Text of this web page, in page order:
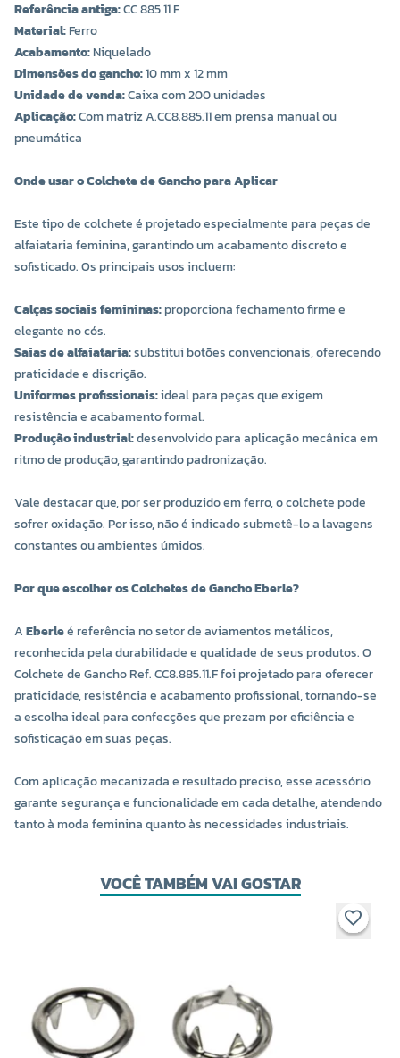
Referência antiga:CC 885 11 F
Material:Ferro
Acabamento:Niquelado
Dimensões do gancho:10 mm x 12 mm
Unidade de venda:Caixa com 200 unidades
Aplicação:Com matriz A.CC8.885.11 em prensa manual ou
pneumática
Onde usar o Colchete de Gancho para Aplicar
Este tipo de colchete é projetado especialmente para peças de
alfaiataria feminina, garantindo um acabamento discreto e
sofisticado. Os principais usos incluem:
Calças sociais femininas:proporciona fechamento firme e
elegante no cós.
Saias de alfaiataria:substitui botões convencionais, oferecendo
praticidade e discrição.
Uniformes profissionais:ideal para peças que exigem
resistência e acabamento formal.
Produção industrial:desenvolvido para aplicação mecânica em
ritmo de produção, garantindo padronização.
Vale destacar que, por ser produzido em ferro, o colchete pode
sofrer oxidação. Por isso, não é indicado submetê-lo a lavagens
constantes ou ambientes úmidos.
Por que escolher os Colchetes de Gancho Eberle?
AEberleé referência no setor de aviamentos metálicos,
reconhecida pela durabilidade e qualidade de seus produtos. O
Colchete de Gancho Ref. CC8.885.11.F foi projetado para oferecer
praticidade, resistência e acabamento profissional, tornando-se
a escolha ideal para confecções que prezam por eficiência e
sofisticação em suas peças.
Com aplicação mecanizada e resultado preciso, esse acessório
garante segurança e funcionalidade em cada detalhe, atendendo
tanto à moda feminina quanto às necessidades industriais.
VOCÊ TAMBÉM VAI GOSTAR